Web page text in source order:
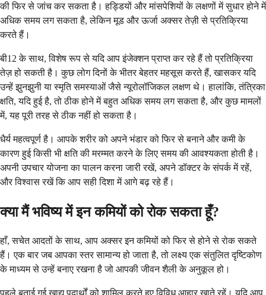
की फिर से जांच कर सकता है। हड्डियों और मांसपेशियों के लक्षणों में सुधार होने में
अधिक समय लग सकता है, लेकिन मूड और ऊर्जा अक्सर तेज़ी से प्रतिक्रिया
करते हैं।
बी12 के साथ, विशेष रूप से यदि आप इंजेक्शन प्राप्त कर रहे हैं तो प्रतिक्रिया
तेज़ हो सकती है। कुछ लोग दिनों के भीतर बेहतर महसूस करते हैं, खासकर यदि
उन्हें झुनझुनी या स्मृति समस्याओं जैसे न्यूरोलॉजिकल लक्षण थे। हालांकि, तंत्रिका
क्षति, यदि हुई है, तो ठीक होने में बहुत अधिक समय लग सकता है, और कुछ मामलों
में, यह पूरी तरह से ठीक नहीं हो सकता है।
धैर्य महत्वपूर्ण है। आपके शरीर को अपने भंडार को फिर से बनाने और कमी के
कारण हुई किसी भी क्षति की मरम्मत करने के लिए समय की आवश्यकता होती है।
अपनी उपचार योजना का पालन करना जारी रखें, अपने डॉक्टर के संपर्क में रहें,
और विश्वास रखें कि आप सही दिशा में आगे बढ़ रहे हैं।
क्या मैं भविष्य में इन कमियों को रोक सकता हूँ?
हाँ, सचेत आदतों के साथ, आप अक्सर इन कमियों को फिर से होने से रोक सकते
हैं। एक बार जब आपका स्तर सामान्य हो जाता है, तो लक्ष्य एक संतुलित दृष्टिकोण
के माध्यम से उन्हें बनाए रखना है जो आपकी जीवन शैली के अनुकूल हो।